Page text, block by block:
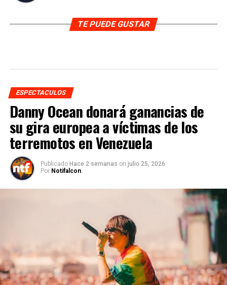
TE PUEDE GUSTAR
ESPECTACULOS
Danny Ocean donará ganancias de
su gira europea a víctimas de los
terremotos en Venezuela
Publicado Hace 2 semanas on julio 25, 2026
Por Notifalcon